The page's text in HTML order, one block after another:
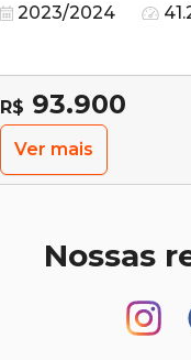
2023/2024
R$ 93.900
Ver mais
Nossas